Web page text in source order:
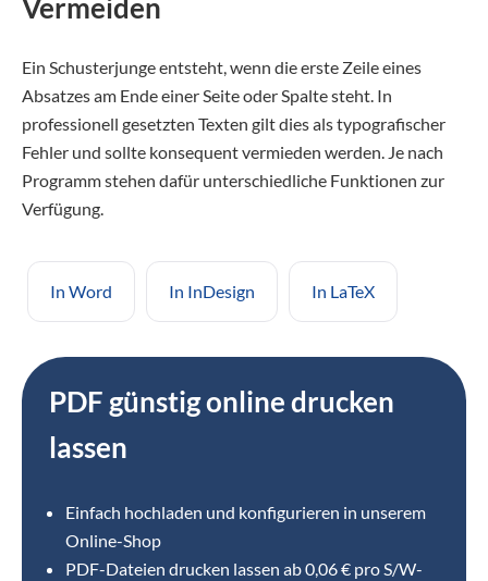
Vermeiden
Ein Schusterjunge entsteht, wenn die erste Zeile eines
Absatzes am Ende einer Seite oder Spalte steht. In
professionell gesetzten Texten gilt dies als typografischer
Fehler und sollte konsequent vermieden werden. Je nach
Programm stehen dafür unterschiedliche Funktionen zur
Verfügung.
In Word In InDesign In LaTeX
PDF günstig online drucken
lassen
Einfach hochladen und konfigurieren in unserem
Online-Shop
⁣PDF-Dateien drucken lassen ab 0,06 € pro S/W-